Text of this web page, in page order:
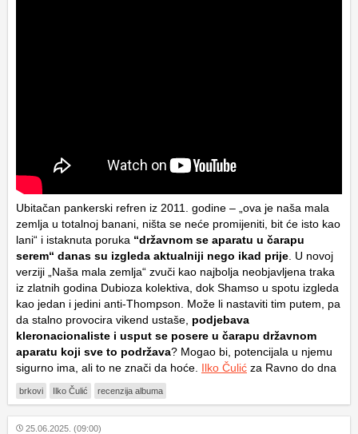
Ubitačan pankerski refren iz 2011. godine – „ova je naša mala
zemlja u totalnoj banani, ništa se neće promijeniti, bit će isto kao
lani“ i istaknuta poruka “državnom se aparatu u čarapu
serem“ danas su izgleda aktualniji nego ikad prije . U novoj
verziji „Naša mala zemlja“ zvuči kao najbolja neobjavljena traka
iz zlatnih godina Dubioza kolektiva, dok Shamso u spotu izgleda
kao jedan i jedini anti-Thompson. Može li nastaviti tim putem, pa
da stalno provocira vikend ustaše, podjebava
kleronacionaliste i usput se posere u čarapu državnom
aparatu koji sve to podržava? Mogao bi, potencijala u njemu
sigurno ima, ali to ne znači da hoće. Ilko Čulić za Ravno do dna
brkovi Ilko Čulić recenzija albuma
25.06.2025. (09:00)